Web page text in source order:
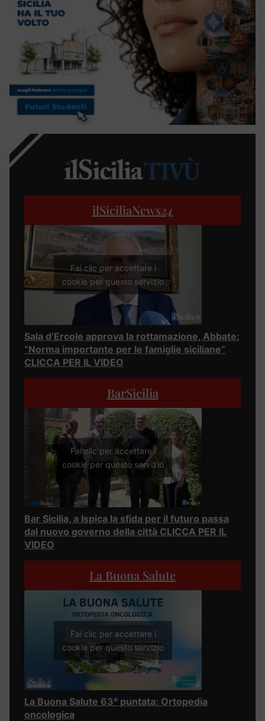
ilSiciliaNews24
Fai clic per accettare i
cookie per questo servizio
Sala d’Ercole approva la rottamazione, Abbate:
“Norma importante per le famiglie siciliane”
CLICCA PER IL VIDEO
BarSicilia
Fai clic per accettare i
cookie per questo servizio
Bar Sicilia, a Ispica la sfida per il futuro passa
dal nuovo governo della città CLICCA PER IL
VIDEO
La Buona Salute
Fai clic per accettare i
cookie per questo servizio
La Buona Salute 63° puntata: Ortopedia
oncologica